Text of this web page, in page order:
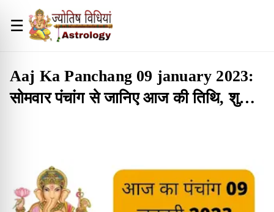
☰
Aaj Ka Panchang 09 january 2023:
सोमवार पंचांग से जानिए आज की तिथि, शुभ